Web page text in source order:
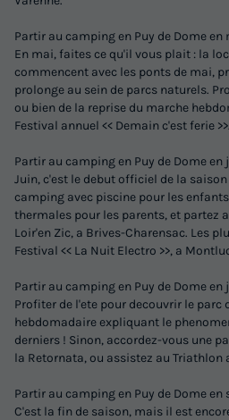
Partir au camping en Puy de Dome en
En mai, faites ce qu'il vous plait : la
commencent avec les ponts de mai,
prolonge au sein de parcs naturels.
ou bien de la reprise du marche
Festival annuel << Demain c'est ferie >>.
Partir au camping en Puy de Dome en
Juin, c'est le debut officiel de la
camping avec piscine pour les
thermales pour les parents, et partez
Loir'en Zic, a Brives-Charensac. Les
Festival << La Nuit Electro >>, a
Partir au camping en Puy de Dome
Profiter de l'ete pour decouvrir le parc
hebdomadaire expliquant le
derniers ! Sinon, accordez-vous une
la Retornata, ou assistez au Triathlon
Partir au camping en Puy de Dome en
C'est la fin de saison, mais il est